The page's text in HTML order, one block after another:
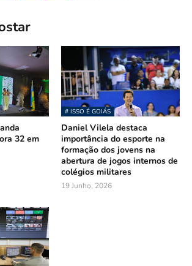
32 em
# ISSO É GOIÁS
Daniel Vilela destaca
importância do esporte na
formação dos jovens na
abertura de jogos internos de
colégios militares
19 Junho, 2026